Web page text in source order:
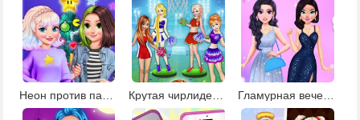
Крутая чирлидерша Гламурная вечеринка